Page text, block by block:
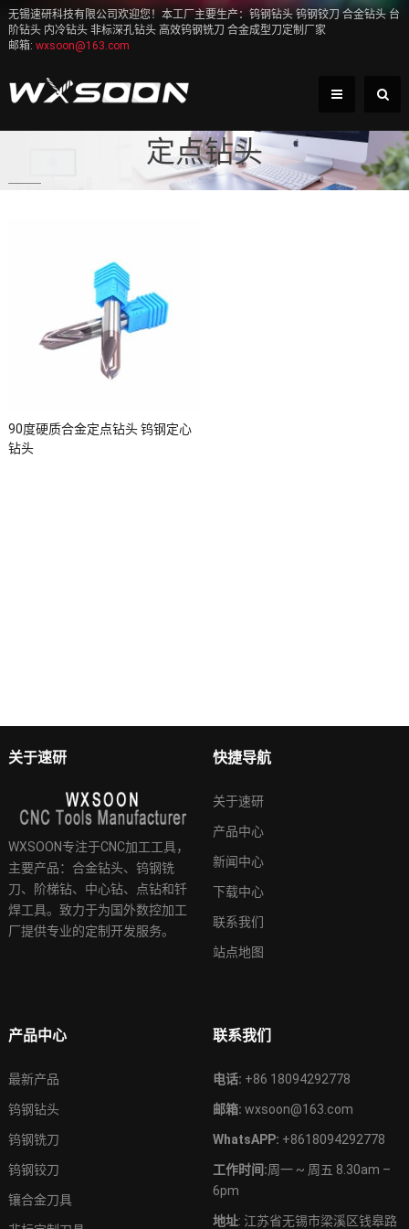
无锡速研科技有限公司欢迎您！本工厂主要生产：钨钢钻头 钨钢铰刀 合金钻头 台
阶钻头 内冷钻头 非标深孔钻头 高效钨钢铣刀 合金成型刀定制厂家
邮箱: wxsoon@163.com
定点钻头
90度硬质合金定点钻头 钨钢定心
钻头
关于速研
WXSOON专注于CNC加工工具，
主要产品：合金钻头、钨钢铣
刀、阶梯钻、中心钻、点钻和钎
焊工具。致力于为国外数控加工
厂提供专业的定制开发服务。
快捷导航
关于速研
产品中心
新闻中心
下载中心
联系我们
站点地图
产品中心
最新产品
钨钢钻头
钨钢铣刀
钨钢铰刀
镶合金刀具
联系我们
电话: +86 18094292778
邮箱: wxsoon@163.com
WhatsAPP: +8618094292778
工作时间:周一 ~ 周五 8.30am –
6pm
地址: 江苏省无锡市梁溪区钱皋路